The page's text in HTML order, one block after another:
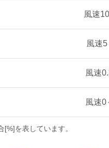
風速
風速
風速
風速0
を表しています。